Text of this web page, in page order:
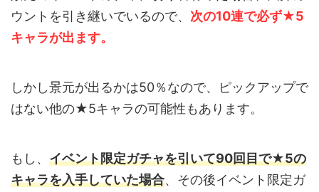
ウントを引き継いでいるので、 次の10連で必ず★5
キャラが出ます。
しかし景元が出るかは50％なので、ピックアップで
はない他の★5キャラの可能性もあります。
もし、 イベント限定ガチャを引いて90回目で★5の
キャラを入手していた場合、その後イベント限定ガ